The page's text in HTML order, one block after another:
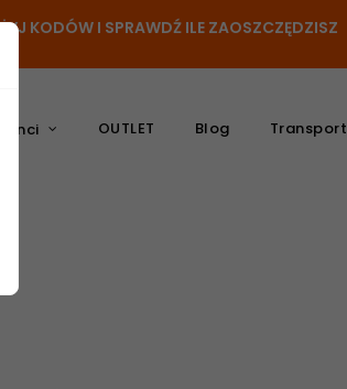
KODÓW I SPRAWDŹ ILE ZAOSZCZĘDZISZ
OUTLET Blog Transport